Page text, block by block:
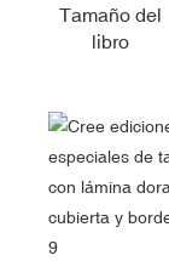
Tamaño del
libro